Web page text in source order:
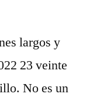
largos y
23 veinte
No es un